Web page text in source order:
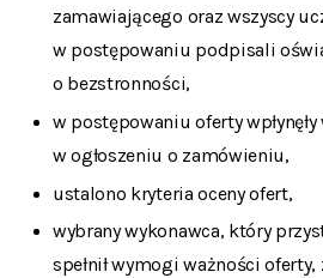
zamawiającego oraz wszyscy
w postępowaniu podpisali
o bezstronności,
w postępowaniu oferty
w ogłoszeniu o zamówieniu,
ustalono kryteria oceny ofert,
wybrany wykonawca, który
spełnił wymogi ważności oferty,